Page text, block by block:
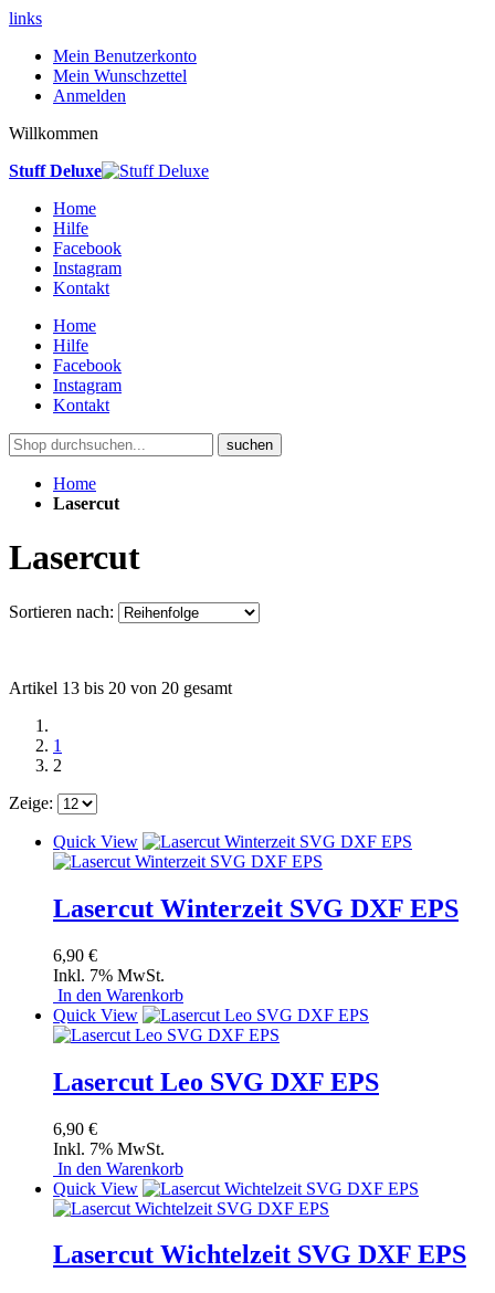
links
Mein Benutzerkonto
Mein Wunschzettel
Anmelden
Willkommen
Stuff Deluxe
Home
Hilfe
Facebook
Instagram
Kontakt
Home
Hilfe
Facebook
Instagram
Kontakt
suchen
Home
Lasercut
Lasercut
Sortieren nach:
Artikel 13 bis 20 von 20 gesamt
1
2
Zeige:
Quick View
Lasercut Winterzeit SVG DXF EPS
6,90 €
Inkl. 7% MwSt.
In den Warenkorb
Quick View
Lasercut Leo SVG DXF EPS
6,90 €
Inkl. 7% MwSt.
In den Warenkorb
Quick View
Lasercut Wichtelzeit SVG DXF EPS